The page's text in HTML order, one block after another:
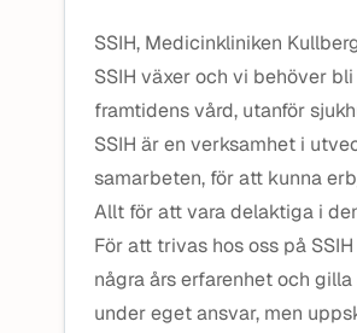
SSIH, Medicinkliniken
SSIH växer och vi behöver
framtidens vård, utanför
SSIH är en verksamhet i
samarbeten, för att kunna
Allt för att vara delaktiga i
För att trivas hos oss på
några års erfarenhet och
under eget ansvar, men